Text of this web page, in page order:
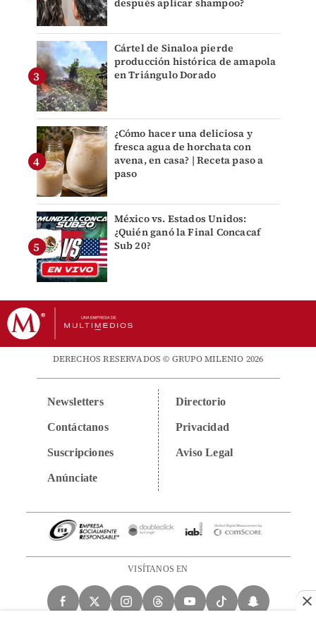
después aplicar shampoo?
Cártel de Sinaloa pierde
producción histórica de amapola
en Triángulo Dorado
¿Cómo hacer una deliciosa y
fresca agua de horchata con
avena, en casa? | Receta paso a
paso
México vs. Estados Unidos:
¿Quién ganó la Final Concacaf
Sub 20?
DERECHOS RESERVADOS © GRUPO MILENIO 2026
Newsletters
Contáctanos
Suscripciones
Anúnciate
Directorio
Privacidad
Aviso Legal
VISÍTANOS EN